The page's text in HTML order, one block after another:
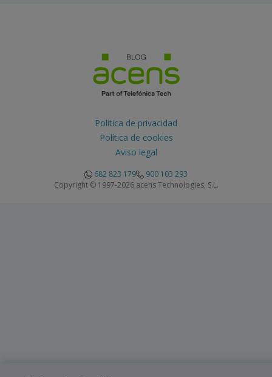
Política de privacidad
Política de cookies
Aviso legal
682 823 179
900 103 293
Copyright © 1997-2026 acens Technologies, S.L.